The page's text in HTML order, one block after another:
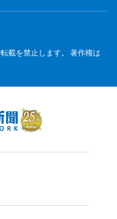
載を禁止します。 著作権は